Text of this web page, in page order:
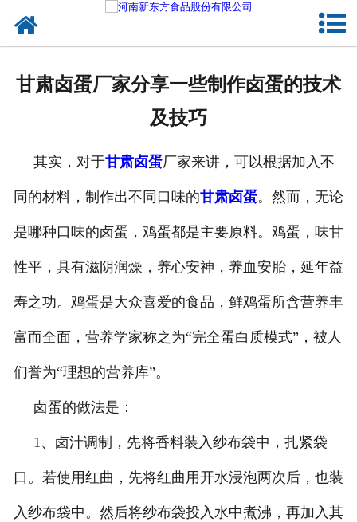
加入新东方
联系我们
甘肃卤蛋厂家分享一些制作卤蛋的技术
及技巧
其实，对于甘肃卤蛋厂家来讲，可以根据加入不
同的材料，制作出不同口味的甘肃卤蛋。然而，无论
是哪种口味的卤蛋，鸡蛋都是主要原料。鸡蛋，味甘
性平，具有滋阴润燥，养心安神，养血安胎，延年益
寿之功。鸡蛋是大众喜爱的食品，鲜鸡蛋所含营养丰
富而全面，营养学家称之为“完全蛋白质模式”，被人
们誉为“理想的营养库”。
卤蛋的做法是：
1、卤汁调制，先将香料装入纱布袋中，扎紧袋
口。若使用红曲，先将红曲用开水浸泡两次后，也装
入纱布袋中。然后将纱布袋投入水中煮沸，再加入其